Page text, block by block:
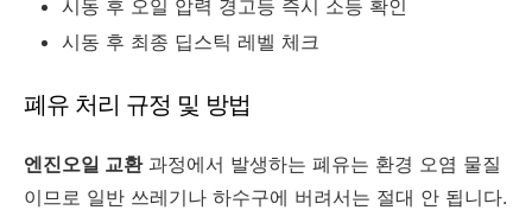
시동 후 오일 압력 경고등 즉시 소등 확인
시동 후 최종 딥스틱 레벨 체크
폐유 처리 규정 및 방법
엔진오일 교환과정에서 발생하는 폐유는 환경 오염 물질
이므로 일반 쓰레기나 하수구에 버려서는 절대 안 됩니다.